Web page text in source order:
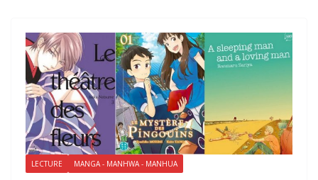
LECTURE MANGA - MANHWA - MANHUA